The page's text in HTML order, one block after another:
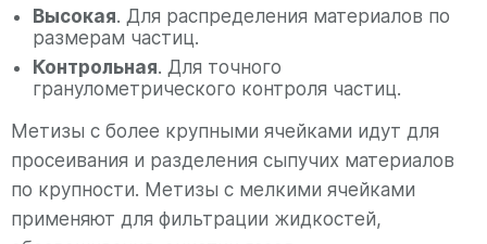
Высокая. Для распределения материалов по
размерам частиц.
Контрольная. Для точного
гранулометрического контроля частиц.
Метизы с более крупными ячейками идут для
просеивания и разделения сыпучих материалов
по крупности. Метизы с мелкими ячейками
применяют для фильтрации жидкостей,